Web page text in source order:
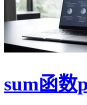
sum函数